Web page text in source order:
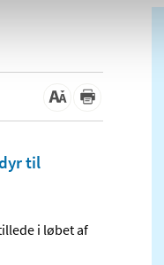
til
i løbet af